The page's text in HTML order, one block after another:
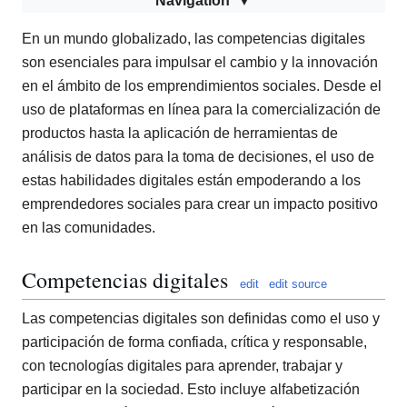
En un mundo globalizado, las competencias digitales
son esenciales para impulsar el cambio y la innovación
en el ámbito de los emprendimientos sociales. Desde el
uso de plataformas en línea para la comercialización de
productos hasta la aplicación de herramientas de
análisis de datos para la toma de decisiones, el uso de
estas habilidades digitales están empoderando a los
emprendedores sociales para crear un impacto positivo
en las comunidades.
Competencias digitales edit edit source
Las competencias digitales son definidas como el uso y
participación de forma confiada, crítica y responsable,
con tecnologías digitales para aprender, trabajar y
participar en la sociedad. Esto incluye alfabetización